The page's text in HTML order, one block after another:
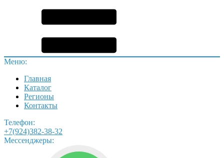
Меню:
Главная
Каталог
Регионы
Контакты
Телефон:
+7(924)382-38-32
Мессенджеры: